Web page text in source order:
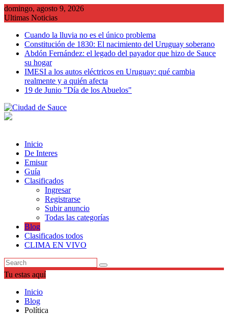
Saltar
al
domingo, agosto 9, 2026
Ultimas Noticias
Cuando la lluvia no es el único problema
Constitución de 1830: El nacimiento del Uruguay soberano
Abdón Fernández: el legado del payador que hizo de Sauce
su hogar
IMESI a los autos eléctricos en Uruguay: qué cambia
realmente y a quién afecta
19 de Junio "Día de los Abuelos"
Inicio
De Interes
Emisur
Guía
Clasificados
Ingresar
Registrarse
Subir anuncio
Todas las categorías
Blog
Clasificados todos
CLIMA EN VIVO
Tu estas aquí
Inicio
Blog
Política